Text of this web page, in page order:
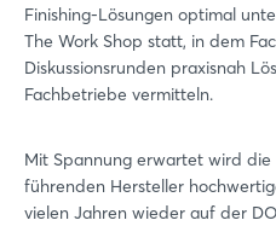
Finishing-Lösungen optimal
The Work Shop statt, in dem
Diskussionsrunden praxisnah
Fachbetriebe vermitteln.
Mit Spannung erwartet wird die
führenden Hersteller
vielen Jahren wieder auf der